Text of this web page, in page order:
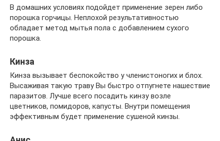
В домашних условиях подойдет применение зерен либо
порошка горчицы. Неплохой результативностью
обладает метод мытья пола с добавлением сухого
порошка.
Кинза
Кинза вызывает беспокойство у членистоногих и блох.
Высаживая такую траву Вы быстро отпугнете нашествие
паразитов. Лучше всего посадить кинзу возле
цветников, помидоров, капусты. Внутри помещения
эффективным будет применение сушеной кинзы.